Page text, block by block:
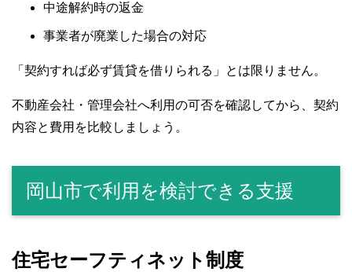
中途解約時の返金
事業者が廃業した場合の対応
「契約すれば必ず賃貸を借りられる」とは限りません。
不動産会社・管理会社へ利用の可否を確認してから、契約
内容と費用を比較しましょう。
岡山市で利用を検討できる支援
住宅セーフティネット制度